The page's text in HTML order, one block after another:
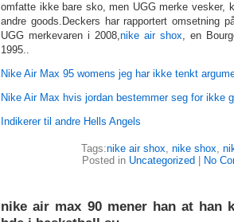
omfatte ikke bare sko, men UGG merke vesker,
andre goods.Deckers har rapportert omsetning
UGG merkevaren i 2008,nike air shox, en
1995..
Nike Air Max 95 womens jeg har ikke tenkt
Nike Air Max hvis jordan bestemmer seg for ikke
Indikerer til andre Hells Angels
Tags:nike air shox, nike shox,
Posted in Uncategorized No
‎nike air max 90 mener han at han